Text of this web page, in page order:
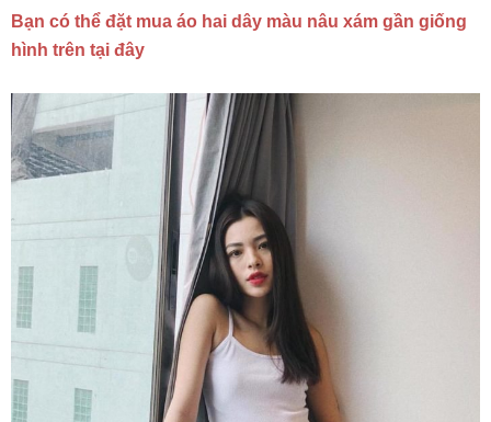
Bạn có thể đặt mua áo hai dây màu nâu xám gần giống
hình trên tại đây